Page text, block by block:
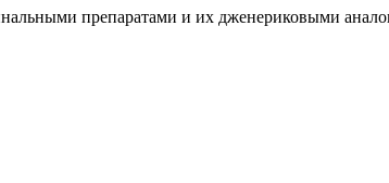
препаратами и их дженериковыми